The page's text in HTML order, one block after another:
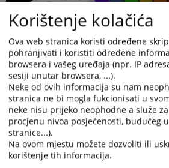
Prikazana vijest je na
Prateći dokumenti
Korištenje kolačića
Ova web stranica koristi određene
pohranjivati i koristiti određene
browsera i vašeg uređaja (npr. IP
sesiji unutar browsera, ...).
Neke od ovih informacija su nam
stranica ne bi mogla fukcionisati u
neke nisu prijeko neophodne a služe
procjenu nivoa posjećenosti, budućeg
stranice...).
Na ovom mjestu možete dozvoliti ili
korištenje tih informacija.